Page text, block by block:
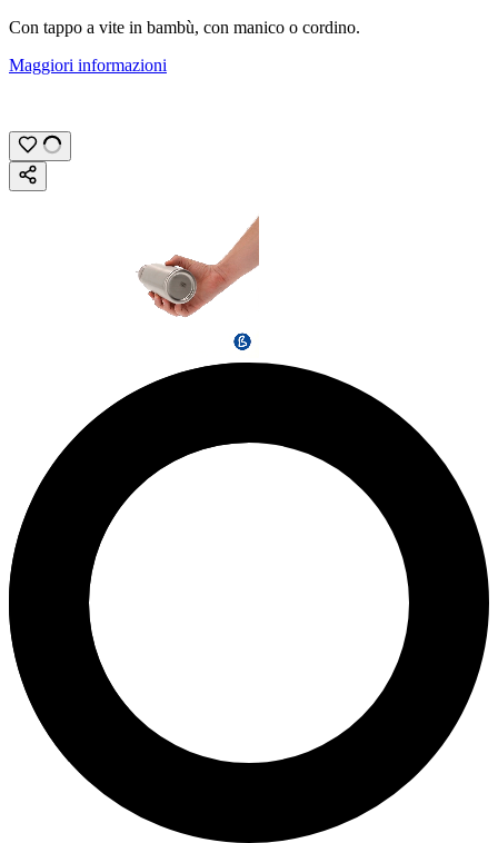
Con tappo a vite in bambù, con manico o cordino.
Maggiori informazioni